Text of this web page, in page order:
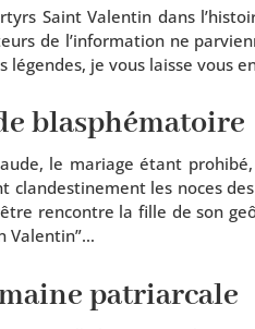
Saint Valentin dans
de l’in­for­ma­tion ne
légendes, je vous laisse vous
blasphématoire
le mariage étant
clan­des­ti­ne­ment les noces
ren­contre la fille de son
Valentin”…
patriarcale